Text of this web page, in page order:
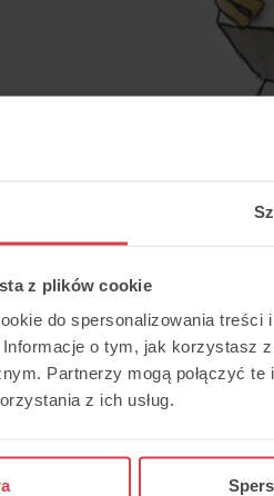
z plików cookie
do spersonalizowania treści
o tym, jak korzystasz
Partnerzy mogą połączyć
z ich usług.